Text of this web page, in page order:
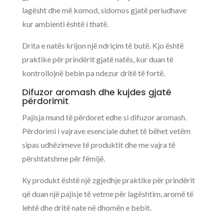
lagësht dhe më komod, sidomos gjatë periudhave
kur ambienti është i thatë.
Drita e natës krijon një ndriçim të butë. Kjo është
praktike për prindërit gjatë natës, kur duan të
kontrollojnë bebin pa ndezur dritë të fortë.
Difuzor aromash dhe kujdes gjatë
përdorimit
Pajisja mund të përdoret edhe si difuzor aromash.
Përdorimi i vajrave esenciale duhet të bëhet vetëm
sipas udhëzimeve të produktit dhe me vajra të
përshtatshme për fëmijë.
Ky produkt është një zgjedhje praktike për prindërit
që duan një pajisje të vetme për lagështim, aromë të
lehtë dhe dritë nate në dhomën e bebit.